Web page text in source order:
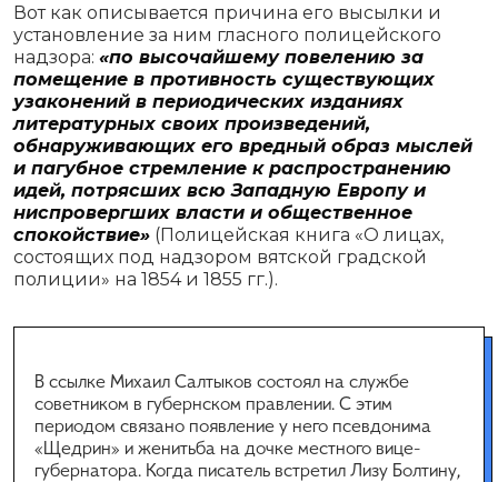
Вот как описывается причина его высылки и
установление за ним гласного полицейского
надзора: «по высочайшему повелению за
помещение в противность существующих
узаконений в периодических изданиях
литературных своих произведений,
обнаруживающих его вредный образ мыслей
и пагубное стремление к распространению
идей, потрясших всю Западную Европу и
ниспровергших власти и общественное
спокойствие» (Полицейская книга «О лицах,
состоящих под надзором вятской градской
полиции» на 1854 и 1855 гг.).
В ссылке Михаил Салтыков состоял на службе
советником в губернском правлении. С этим
периодом связано появление у него псевдонима
«Щедрин» и женитьба на дочке местного вице-
губернатора. Когда писатель встретил Лизу Болтину,